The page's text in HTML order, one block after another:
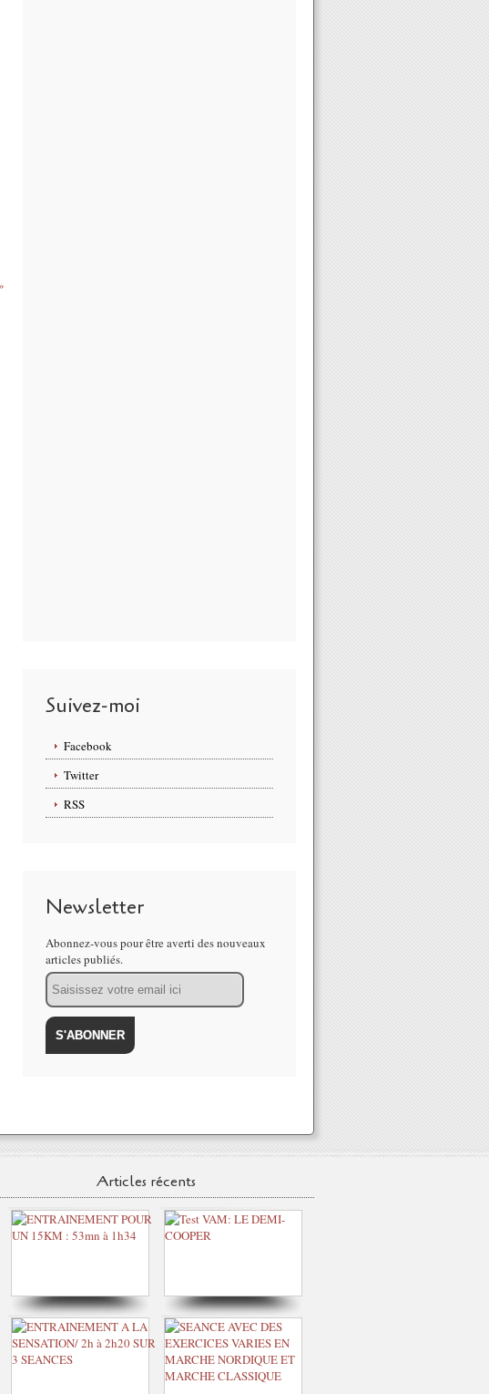
Suivez-moi
Facebook
Twitter
RSS
Newsletter
Abonnez-vous pour être averti des nouveaux
articles publiés.
Email
Articles récents